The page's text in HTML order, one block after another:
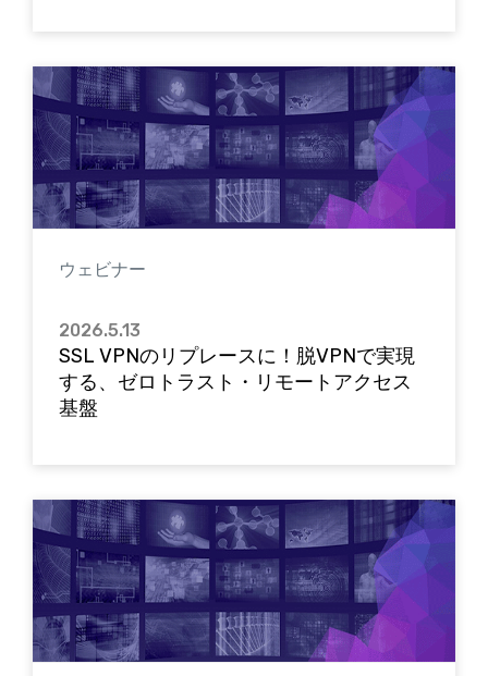
ウェビナー
2026.5.13
SSL VPNのリプレースに！脱VPNで実現
する、ゼロトラスト・リモートアクセス
基盤